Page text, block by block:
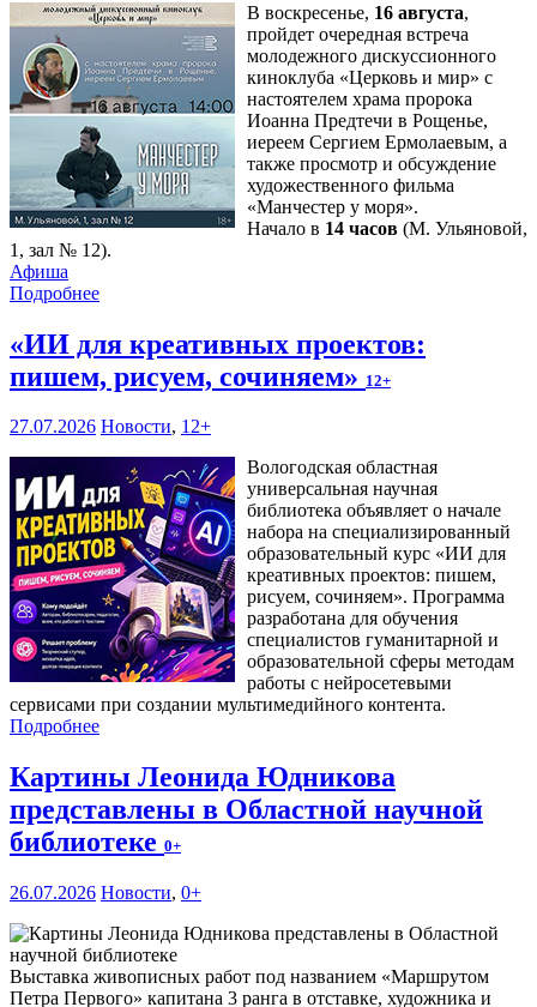
В воскресенье, 16 августа,
пройдет очередная встреча
молодежного дискуссионного
киноклуба «Церковь и мир» с
настоятелем храма пророка
Иоанна Предтечи в Рощенье,
иереем Сергием Ермолаевым, а
также просмотр и обсуждение
художественного фильма
«Манчестер у моря».
Начало в 14 часов (М. Ульяновой,
1, зал № 12).
Афиша
Подробнее
«ИИ для креативных проектов:
пишем, рисуем, сочиняем» 12+
27.07.2026 Новости, 12+
Вологодская областная
универсальная научная
библиотека объявляет о начале
набора на специализированный
образовательный курс «ИИ для
креативных проектов: пишем,
рисуем, сочиняем». Программа
разработана для обучения
специалистов гуманитарной и
образовательной сферы методам
работы с нейросетевыми
сервисами при создании мультимедийного контента.
Подробнее
Картины Леонида Юдникова
представлены в Областной научной
библиотеке 0+
26.07.2026 Новости, 0+
Выставка живописных работ под названием «Маршрутом
Петра Первого» капитана 3 ранга в отставке, художника и